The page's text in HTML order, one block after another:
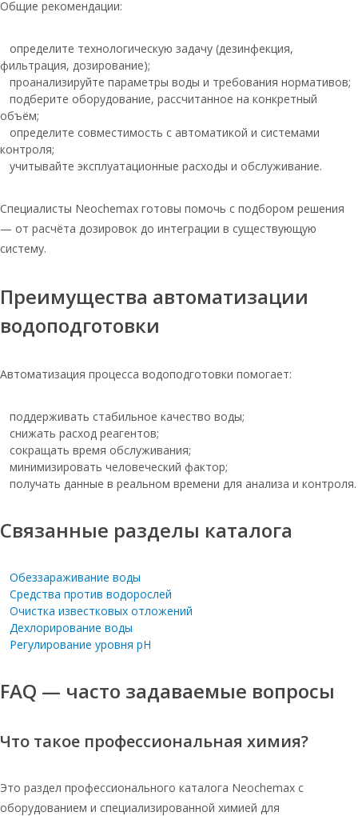
Соль для очистки таблетированная
Соль экстра таблетированная по 25кг
Руссоль 25 соль таблетированная
таблетированная
Таблетированная соль 50 кг
Соль таблетированная руссоль 25 кг
Соль таблетированная для бассейна
Соль таблетированная для воды
мешок 25 кг
Соль 25кг таблетированная
мозырьсоль
Таблетированная соль мозырьсоль
Таблетированная соль 25 кг оптом
Соль мозырь оптом
Соль таблетированная для очистки
воды 25 кг
25кг
Соль таблетированная 10кг
мешках
Общие рекомендации:
определите технологическую задачу (дезинфекция,
фильтрация, дозирование);
проанализируйте параметры воды и требования нормативов;
подберите оборудование, рассчитанное на конкретный
объём;
определите совместимость с автоматикой и системами
контроля;
учитывайте эксплуатационные расходы и обслуживание.
Специалисты Neochemax готовы помочь с подбором решения
— от расчёта дозировок до интеграции в существующую
систему.
Преимущества автоматизации
водоподготовки
Автоматизация процесса водоподготовки помогает:
поддерживать стабильное качество воды;
снижать расход реагентов;
сокращать время обслуживания;
минимизировать человеческий фактор;
получать данные в реальном времени для анализа и контроля.
Связанные разделы каталога
Обеззараживание воды
Средства против водорослей
Очистка известковых отложений
Дехлорирование воды
Регулирование уровня pH
FAQ — часто задаваемые вопросы
Что такое профессиональная химия?
Это раздел профессионального каталога Neochemax с
оборудованием и специализированной химией для